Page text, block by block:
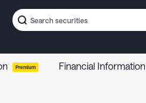
Premium Financial Information